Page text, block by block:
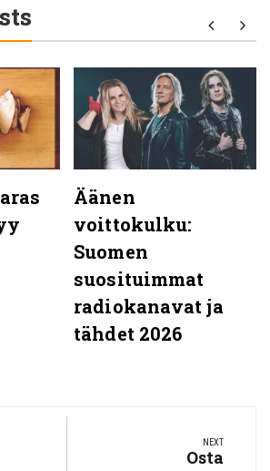
Äänen
voittokulku:
Suomen
suosituimmat
radiokanavat ja
tähdet 2026
NEXT
Next
Osta